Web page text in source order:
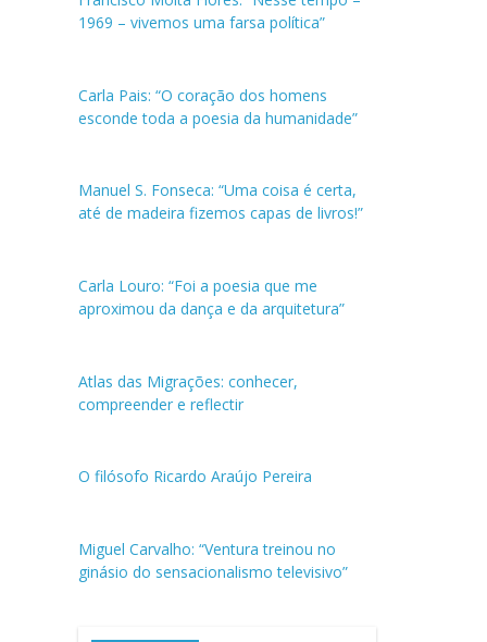
1969 – vivemos uma farsa política”
Carla Pais: “O coração dos homens
esconde toda a poesia da humanidade”
Manuel S. Fonseca: “Uma coisa é certa,
até de madeira fizemos capas de livros!”
Carla Louro: “Foi a poesia que me
aproximou da dança e da arquitetura”
Atlas das Migrações: conhecer,
compreender e reflectir
O filósofo Ricardo Araújo Pereira
Miguel Carvalho: “Ventura treinou no
ginásio do sensacionalismo televisivo”